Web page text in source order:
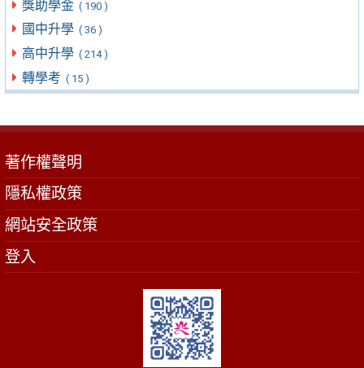
獎助學金 ( 190 )
國中升學 ( 36 )
高中升學 ( 214 )
轉學考 ( 15 )
著作權聲明
隱私權政策
網站安全政策
登入